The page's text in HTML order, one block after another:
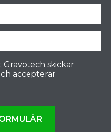
skickar
accepterar